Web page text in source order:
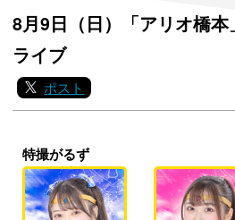
8月9日（日）「アリオ橋
ライブ
ポスト
特撮がるず